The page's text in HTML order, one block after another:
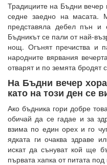
Традициите на Бъдни вечер
седне заедно на масата.
представяла дебел пън и
Бъдникът се пали от най-
нощ. Огънят пречиства и
народните вярвания
отварят и по земята бродят
На Бъдни вечер
като на този ден се
Ако бъдника гори добре
обичай да се гадае и за
взима по един орех и го
ядката ги очаква здраве
искат да сънуват кой ще
първата хапка от питата под